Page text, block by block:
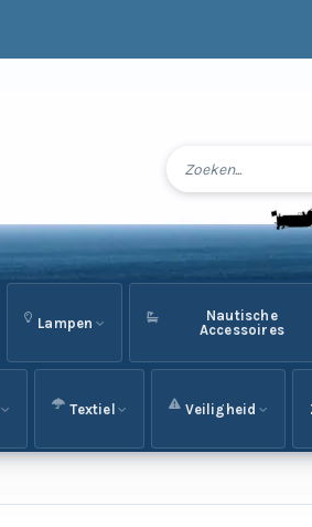
Lampen
Nautische
Accessoires
Textiel Veiligheid